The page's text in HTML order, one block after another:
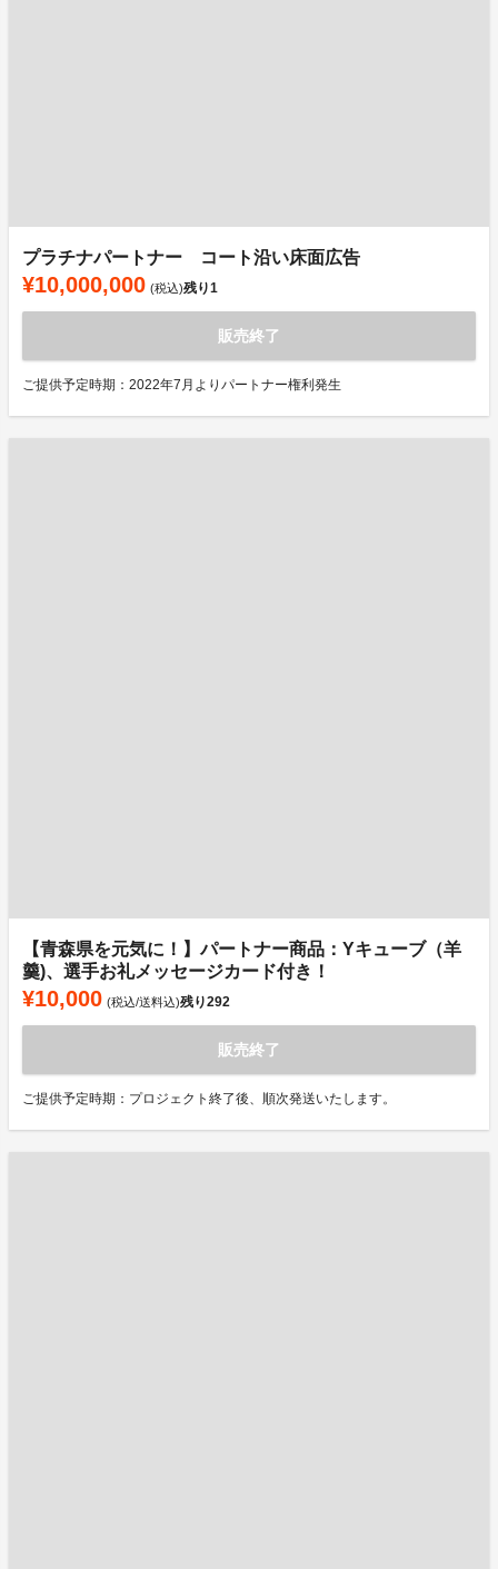
プラチナパートナー コート沿い床面広告
¥10,000,000 (税込)残り1
販売終了
ご提供予定時期：2022年7月よりパートナー権利発生
【青森県を元気に！】パートナー商品：Yキューブ（羊
羹)、選手お礼メッセージカード付き！
¥10,000 (税込/送料込)残り292
販売終了
ご提供予定時期：プロジェクト終了後、順次発送いたします。